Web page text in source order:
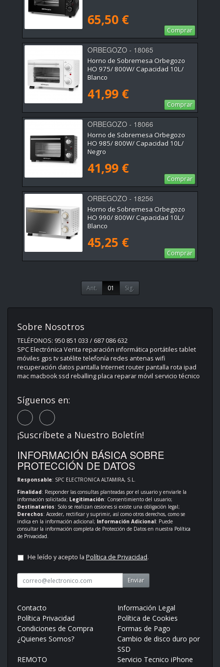
65,50 €
Comprar
ORBEGOZO - 18065
Horno de Sobremesa Orbegozo
HO 975/ 800W/ Capacidad 10L/
Blanco
41,99 €
Comprar
ORBEGOZO - 18066
Horno de Sobremesa Orbegozo
HO 985/ 800W/ Capacidad 10L/
Negro
41,99 €
Comprar
ORBEGOZO - 18256
Horno de Sobremesa Orbegozo
HO 990/ 800W/ Capacidad 10L/
Blanco
45,25 €
Comprar
Ant. 01 Sig.
Sobre Nosotros
TELÉFONOS: 950 851 033 / 687 086 632
SPC Electrónica Venta reparación informática portátiles tablet
móviles gps tv satélite telefonía redes antenas wifi
recuperación datos pantalla Internet router pantalla rota ipad
mac macbook ssd reballing placa reparar móvil servicio técnico
Síguenos en:
¡Suscríbete a Nuestro Boletín!
INFORMACIÓN BÁSICA SOBRE
PROTECCIÓN DE DATOS
Responsable: SPC ELECTRONICA ALTAMIRA, S.L.
Finalidad: Responder las consultas planteadas por el usuario y enviarle la
información solicitada; Legitimación: Consentimiento del usuario;
Destinatarios: Solo se realizan cesiones si existe una obligación legal;
Derechos: Acceder, rectificar y suprimir, así como otros derechos, como se
indica en la información adicional; Información Adicional: Puede
consultar la información completa de Protección de Datos en nuestra Política
de Privacidad.
He leído y acepto la Política de Privacidad.
Enviar
Contacto
Información Legal
Política Privacidad
Política de Cookies
Condiciones de Compra
Formas de Pago
¿Quienes Somos?
Cambio de disco duro por
SSD
REMOTO
Servicio Tecnico iPhone